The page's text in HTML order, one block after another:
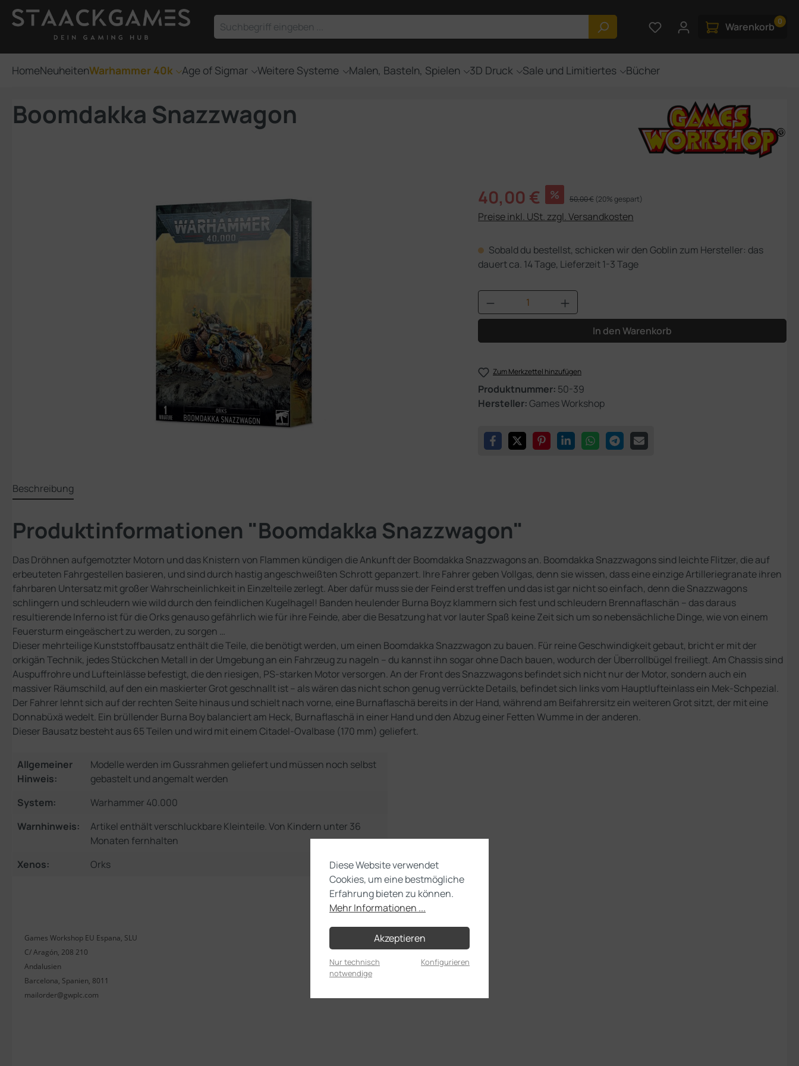
Hauptinhalt springen
Zur Suche springen
Du hast 0 Produkte auf dem
Warenkorb 0
HomeNeuheitenWarhammer 40k Age of Sigmar Weitere Systeme Malen, Basteln, Spielen 3D Druck Sale und Limitiertes Bücher
Boomdakka Snazzwagon
Verkaufspreis:
40,00 € % Regulärer Preis:
50,00 € (20% gespart)
Preise inkl. USt. zzgl. Versandkosten
Sobald du bestellst, schicken wir den Goblin zum Hersteller: das
dauert ca. 14 Tage, Lieferzeit 1-3 Tage
Produkt Anzahl: Gib den gewünschten Wert
In den Warenkorb
Zum Merkzettel hinzufügen
Produktnummer: 50-39
Hersteller:Games Workshop
Beschreibung
Produktinformationen "Boomdakka Snazzwagon"
Das Dröhnen aufgemotzter Motorn und das Knistern von Flammen kündigen die Ankunft der Boomdakka Snazzwagons an. Boomdakka Snazzwagons sind leichte Flitzer, die auf
erbeuteten Fahrgestellen basieren, und sind durch hastig angeschweißten Schrott gepanzert. Ihre Fahrer geben Vollgas, denn sie wissen, dass eine einzige Artilleriegranate ihren
fahrbaren Untersatz mit großer Wahrscheinlichkeit in Einzelteile zerlegt. Aber dafür muss sie der Feind erst treffen und das ist gar nicht so einfach, denn die Snazzwagons
schlingern und schleudern wie wild durch den feindlichen Kugelhagel! Banden heulender Burna Boyz klammern sich fest und schleudern Brennaflaschän – das daraus
resultierende Inferno ist für die Orks genauso gefährlich wie für ihre Feinde, aber die Besatzung hat vor lauter Spaß keine Zeit sich um so nebensächliche Dinge, wie von einem
Feuersturm eingeäschert zu werden, zu sorgen …
Dieser mehrteilige Kunststoffbausatz enthält die Teile, die benötigt werden, um einen Boomdakka Snazzwagon zu bauen. Für reine Geschwindigkeit gebaut, bricht er mit der
orkigän Technik, jedes Stückchen Metall in der Umgebung an ein Fahrzeug zu nageln – du kannst ihn sogar ohne Dach bauen, wodurch der Überrollbügel freiliegt. Am Chassis sind
Auspuffrohre und Lufteinlässe befestigt, die den riesigen, PS-starken Motor versorgen. An der Front des Snazzwagons befindet sich nicht nur der Motor, sondern auch ein
massiver Räumschild, auf den ein maskierter Grot geschnallt ist – als wären das nicht schon genug verrückte Details, befindet sich links vom Hauptlufteinlass ein Mek-Schpezial.
Der Fahrer lehnt sich auf der rechten Seite hinaus und schielt nach vorne, eine Burnaflaschä bereits in der Hand, während am Beifahrersitz ein weiteren Grot sitzt, der mit eine
Donnabüxä wedelt. Ein brüllender Burna Boy balanciert am Heck, Burnaflaschä in einer Hand und den Abzug einer Fetten Wumme in der anderen.
Dieser Bausatz besteht aus 65 Teilen und wird mit einem Citadel-Ovalbase (170 mm) geliefert.
Allgemeiner
Hinweis:
Modelle werden im Gussrahmen geliefert und müssen noch selbst
gebastelt und angemalt werden
System:
Warhammer 40.000
Warnhinweis:
Artikel enthält verschluckbare Kleinteile. Von Kindern unter 36
Monaten fernhalten
Xenos:
Orks
Games Workshop EU Espana, SLU
C/ Aragón, 208 210
Andalusien
Barcelona, Spanien, 8011
mailorder@gwplc.com
Diese Website verwendet
Cookies, um eine bestmögliche
Erfahrung bieten zu können.
Mehr Informationen ...
Akzeptieren
Nur technisch
notwendige
Konfigurieren